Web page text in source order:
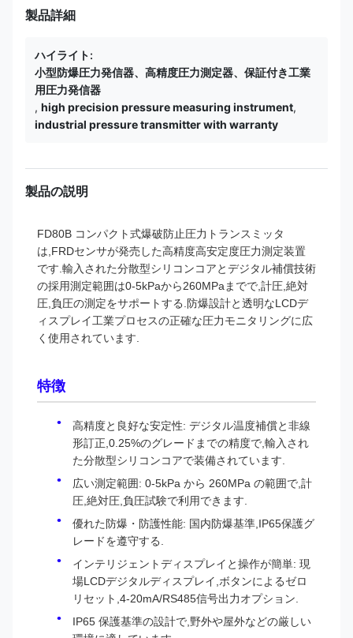
製品詳細
ハイライト:
小型防爆圧力発信器、高精度圧力測定器、保証付き工業
用圧力発信器
, high precision pressure measuring instrument,
industrial pressure transmitter with warranty
製品の説明
FD80B コンパクト式爆破防止圧力トランスミッタ
は,FRDセンサが発売した高精度高安定度圧力測定装置
です.輸入された分散型シリコンコアとデジタル補償技術
の採用測定範囲は0-5kPaから260MPaまでで,計圧,絶対
圧,負圧の測定をサポートする.防爆設計と透明なLCDデ
ィスプレイ工業プロセスの正確な圧力モニタリングに広
く使用されています.
特徴
高精度と良好な安定性: デジタル温度補償と非線
形訂正,0.25%のグレードまでの精度で,輸入され
た分散型シリコンコアで装備されています.
広い測定範囲: 0-5kPa から 260MPa の範囲で,計
圧,絶対圧,負圧試験で利用できます.
優れた防爆・防護性能: 国内防爆基準,IP65保護グ
レードを遵守する.
インテリジェントディスプレイと操作が簡単: 現
場LCDデジタルディスプレイ,ボタンによるゼロ
リセット,4-20mA/RS485信号出力オプション.
IP65 保護基準の設計で,野外や屋外などの厳しい